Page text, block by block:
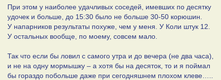
При этом у наиболее удачливых соседей, имевших по десятку
удочек и больше, до 15:30 было не больше 30-50 корюшин.
У напарников результаты похуже, чем у меня. У Коли штук 12.
У остальных вообще, по моему, совсем мало.
Так что если бы ловил с самого утра и до вечера (не два часа),
и не на одну мормышку – а хотя бы на десяток, то и я поймал
бы гораздо побольше даже при сегодняшнем плохом клеве…..